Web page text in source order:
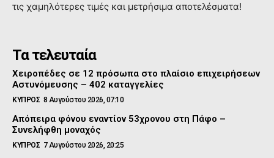
τις χαμηλότερες τιμές και μετρήσιμα αποτελέσματα!
Τα τελευταία
Χειροπέδες σε 12 πρόσωπα στο πλαίσιο επιχειρήσεων
Αστυνόμευσης – 402 καταγγελίες
ΚΥΠΡΟΣ 8 Αυγούστου 2026, 07:10
Απόπειρα φόνου εναντίον 53χρονου στη Πάφο –
Συνελήφθη μοναχός
ΚΥΠΡΟΣ 7 Αυγούστου 2026, 20:25